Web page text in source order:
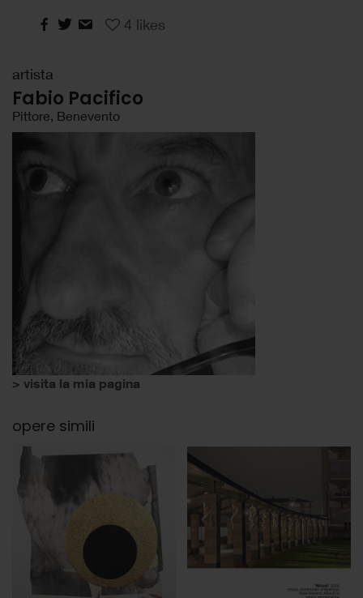
4 likes
artista
Fabio Pacifico
Pittore, Benevento
> visita la mia pagina
opere simili